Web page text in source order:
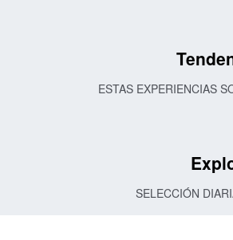
ESTAS EXPERIENCIAS
SELECCIÓN